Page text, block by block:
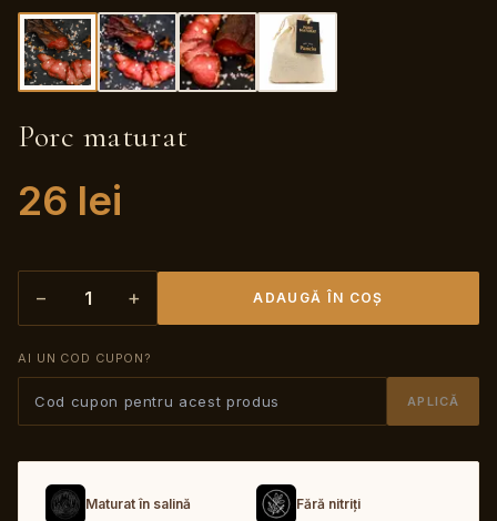
Porc maturat
26 lei
− 1 + ADAUGĂ ÎN COȘ
AI UN COD CUPON?
APLICĂ
Maturat în salină Fără nitriți